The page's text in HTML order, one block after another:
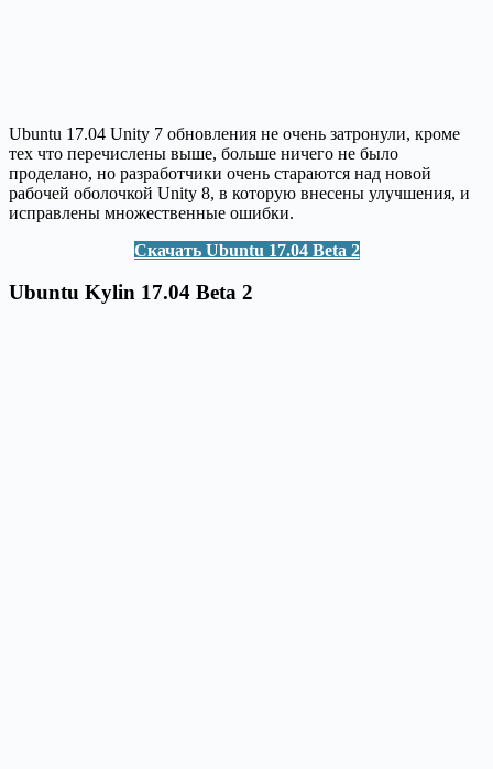
Ubuntu 17.04 Unity 7 обновления не очень затронули, кроме
тех что перечислены выше, больше ничего не было
проделано, но разработчики очень стараются над новой
рабочей оболочкой Unity 8, в которую внесены улучшения, и
исправлены множественные ошибки.
Скачать Ubuntu 17.04 Beta 2
Ubuntu Kylin 17.04 Beta 2